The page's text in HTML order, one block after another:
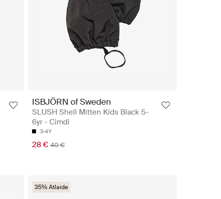
ISBJÖRN of Sweden
SLUSH Shell Mitten Kids Black 5-
6yr - Cimdi
3-4Y
28 € 40 €
35% Atlaide